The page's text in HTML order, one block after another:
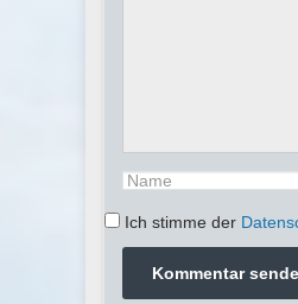
Ich stimme der